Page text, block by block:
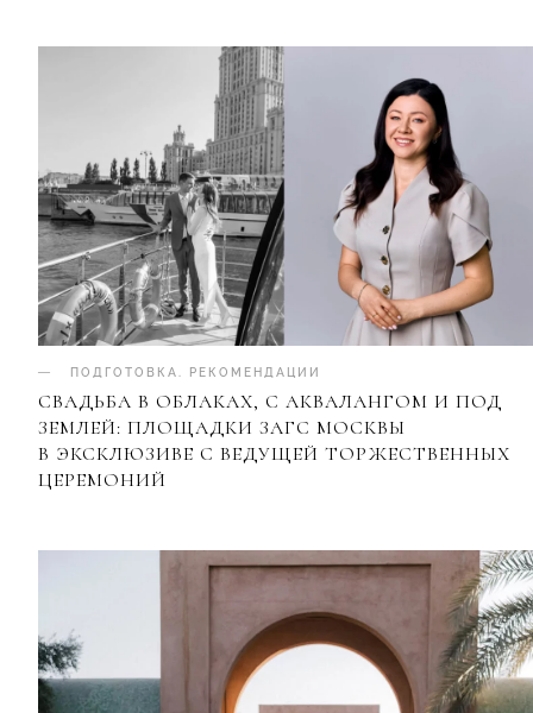
ПОДГОТОВКА. РЕКОМЕНДАЦИИ
СВАДЬБА В ОБЛАКАХ, С АКВАЛАНГОМ И ПОД
ЗЕМЛЕЙ: ПЛОЩАДКИ ЗАГС МОСКВЫ
В ЭКСКЛЮЗИВЕ С ВЕДУЩЕЙ ТОРЖЕСТВЕННЫХ
ЦЕРЕМОНИЙ